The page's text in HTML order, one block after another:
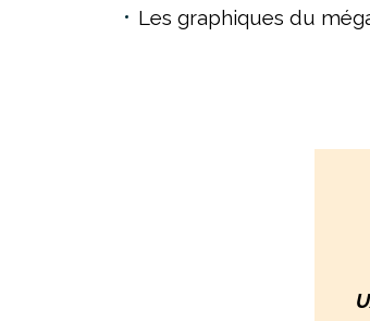
Les graphiques du